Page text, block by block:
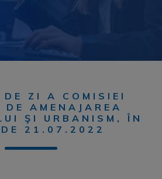
DE ZI A COMISIEI
DE AMENAJAREA
ŞI URBANISM, ÎN
21.07.2022